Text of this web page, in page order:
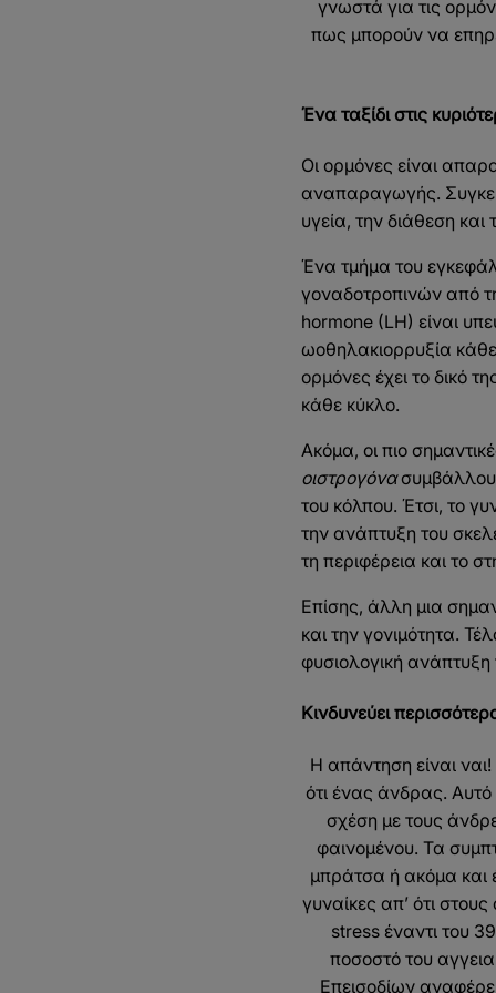
γνωστά για τις
πως μπορούν να
Ένα ταξίδι στις
Οι ορμόνες είναι
αναπαραγωγής.
υγεία, την διάθεση
Ένα τμήμα του
γοναδοτροπινών από
hormone (LH) είναι
ωοθηλακιορρυξία
ορμόνες έχει το δικό
κάθε κύκλο.
Ακόμα, οι πιο
οιστρογόνα
του κόλπου. Έτσι, το
την ανάπτυξη του
τη περιφέρεια και το
Επίσης, άλλη μια
και την γονιμότητα.
φυσιολογική ανάπτυξη
Κινδυνεύει
Η απάντηση είναι
ότι ένας άνδρας.
σχέση με τους
φαινομένου. Τα
μπράτσα ή ακόμα και
γυναίκες απ’ ότι
stress έναντι του
ποσοστό του
Επεισοδίων